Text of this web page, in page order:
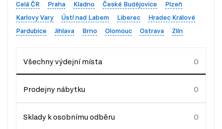
Celá ČR Praha Kladno České Budějovice
Plzeň
Karlovy Vary
Ústí nad Labem Liberec
Hradec Králové
Pardubice
Jihlava Brno Olomouc Ostrava Zlín
Všechny výdejní místa
Prodejny nábytku
Sklady k osobnímu odběru